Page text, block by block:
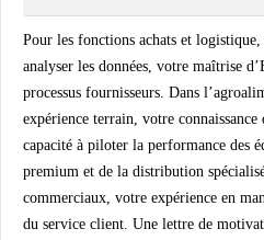
Pour les fonctions achats et
analyser les données, votre maîtrise
processus fournisseurs. Dans
expérience terrain, votre
capacité à piloter la performance des
premium et de la distribution
commerciaux, votre expérience en
du service client. Une lettre de